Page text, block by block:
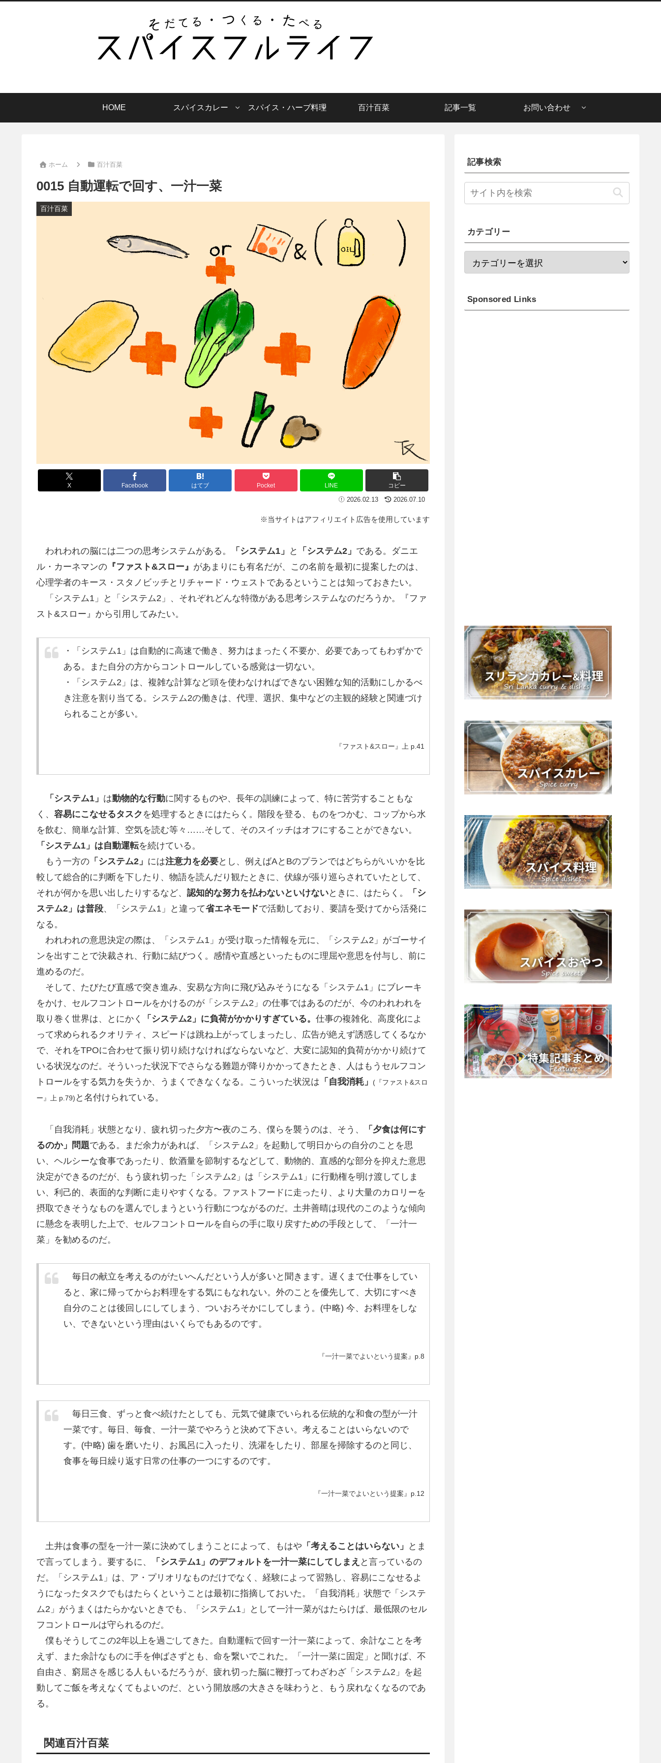
HOME スパイスカレー スパイス・ハーブ料理 百汁百菜 記事一覧 お問い合わせ
ホーム 百汁百菜
0015 自動運転で回す、一汁一菜
百汁百菜
X Facebook はてブ Pocket LINE コピー
2026.02.13 2026.07.10
※当サイトはアフィリエイト広告を使用しています
われわれの脳には二つの思考システムがある。 「システム1」 と 「システム2」 である。ダニエ
ル・カーネマンの 『ファスト&スロー』 があまりにも有名だが、この名前を最初に提案したのは、
心理学者のキース・スタノビッチとリチャード・ウェストであるということは知っておきたい。
「システム1」と「システム2」、それぞれどんな特徴がある思考システムなのだろうか。『ファ
スト&スロー』から引用してみたい。
・「システム1」は自動的に高速で働き、努力はまったく不要か、必要であってもわずかで
ある。また自分の方からコントロールしている感覚は一切ない。
・「システム2」は、複雑な計算など頭を使わなければできない困難な知的活動にしかるべ
き注意を割り当てる。システム2の働きは、代理、選択、集中などの主観的経験と関連づけ
られることが多い。
『ファスト&スロー』上 p.41
「システム1」 は動物的な行動に関するものや、長年の訓練によって、特に苦労することもな
く、 容易にこなせるタスク を処理するときにはたらく。階段を登る、ものをつかむ、コップから水
を飲む、簡単な計算、空気を読む等々……そして、そのスイッチはオフにすることができない。
「システム1」は自動運転を続けている。
もう一方の 「システム2」 には注意力を必要とし、例えばAとBのプランではどちらがいいかを比
較して総合的に判断を下したり、物語を読んだり観たときに、伏線が張り巡らされていたとして、
それが何かを思い出したりするなど、 認知的な努力を払わないといけないときに、はたらく。
「シ
ステム2」は普段、「システム1」と違って省エネモードで活動しており、要請を受けてから活発に
なる。
われわれの意思決定の際は、「システム1」が受け取った情報を元に、「システム2」がゴーサイ
ンを出すことで決裁され、行動に結びつく。感情や直感といったものに理屈や意思を付与し、前に
進めるのだ。
そして、たびたび直感で突き進み、安易な方向に飛び込みそうになる「システム1」にブレーキ
をかけ、セルフコントロールをかけるのが「システム2」の仕事ではあるのだが、今のわれわれを
取り巻く世界は、とにかく
「システム2」に負荷がかかりすぎている。 仕事の複雑化、高度化によ
って求められるクオリティ、スピードは跳ね上がってしまったし、広告が絶えず誘惑してくるなか
で、それをTPOに合わせて振り切り続けなければならないなど、大変に認知的負荷がかかり続けて
いる状況なのだ。そういった状況下でさらなる難題が降りかかってきたとき、人はもうセルフコン
トロールをする気力を失うか、うまくできなくなる。こういった状況は 「自我消耗」
(『ファスト&スロ
ー』上 p.79) と名付けられている。
「自我消耗」状態となり、疲れ切った夕方〜夜のころ、僕らを襲うのは、そう、
「夕食は何にす
るのか」問題である。まだ余力があれば、「システム2」を起動して明日からの自分のことを思
い、ヘルシーな食事であったり、飲酒量を節制するなどして、動物的、直感的な部分を抑えた意思
決定ができるのだが、もう疲れ切った「システム2」は「システム1」に行動権を明け渡してしま
い、利己的、表面的な判断に走りやすくなる。ファストフードに走ったり、より大量のカロリーを
摂取できそうなものを選んでしまうという行動につながるのだ。土井善晴は現代のこのような傾向
に懸念を表明した上で、セルフコントロールを自らの手に取り戻すための手段として、「一汁一
菜」を勧めるのだ。
毎日の献立を考えるのがたいへんだという人が多いと聞きます。遅くまで仕事をしてい
ると、家に帰ってからお料理をする気にもなれない。外のことを優先して、大切にすべき
自分のことは後回しにしてしまう、ついおろそかにしてしまう。(中略) 今、お料理をしな
い、できないという理由はいくらでもあるのです。
『一汁一菜でよいという提案』p.8
毎日三食、ずっと食べ続けたとしても、元気で健康でいられる伝統的な和食の型が一汁
一菜です。毎日、毎食、一汁一菜でやろうと決めて下さい。考えることはいらないので
す。(中略) 歯を磨いたり、お風呂に入ったり、洗濯をしたり、部屋を掃除するのと同じ、
食事を毎日繰り返す日常の仕事の一つにするのです。
『一汁一菜でよいという提案』p.12
土井は食事の型を一汁一菜に決めてしまうことによって、もはや 「考えることはいらない」
とま
で言ってしまう。要するに、
「システム1」のデフォルトを一汁一菜にしてしまえ と言っているの
だ。「システム1」は、ア・プリオリなものだけでなく、経験によって習熟し、容易にこなせるよ
うになったタスクでもはたらくということは最初に指摘しておいた。「自我消耗」状態で「システ
ム2」がうまくはたらかないときでも、「システム1」として一汁一菜がはたらけば、最低限のセル
フコントロールは守られるのだ。
僕もそうしてこの2年以上を過ごしてきた。自動運転で回す一汁一菜によって、余計なことを考
えず、また余計なものに手を伸ばさずとも、命を繋いでこれた。「一汁一菜に固定」と聞けば、不
自由さ、窮屈さを感じる人もいるだろうが、疲れ切った脳に鞭打ってわざわざ「システム2」を起
動してご飯を考えなくてもよいのだ、という開放感の大きさを味わうと、もう戻れなくなるのであ
る。
関連百汁百菜
記事検索
カテゴリー
Sponsored Links